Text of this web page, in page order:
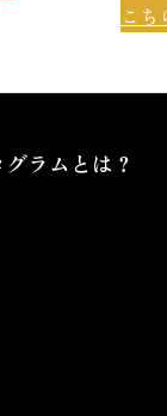
こち
ラムとは？